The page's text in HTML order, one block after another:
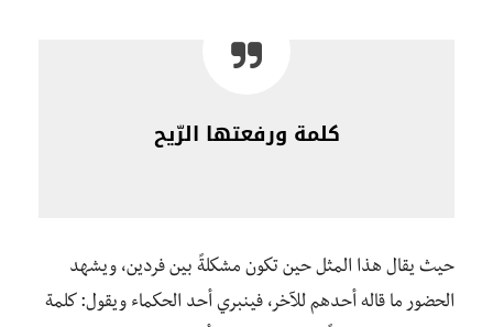
كلمة ورفعتها الرّيح
حيث يقال هذا المثل حين تكون مشكلةً بين فردين، ويشهد
الحضور ما قاله أحدهم للآخر، فينبري أحد الحكماء ويقول: كلمة